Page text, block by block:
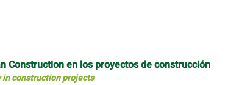
Construction en los proyectos de construcción
construction projects